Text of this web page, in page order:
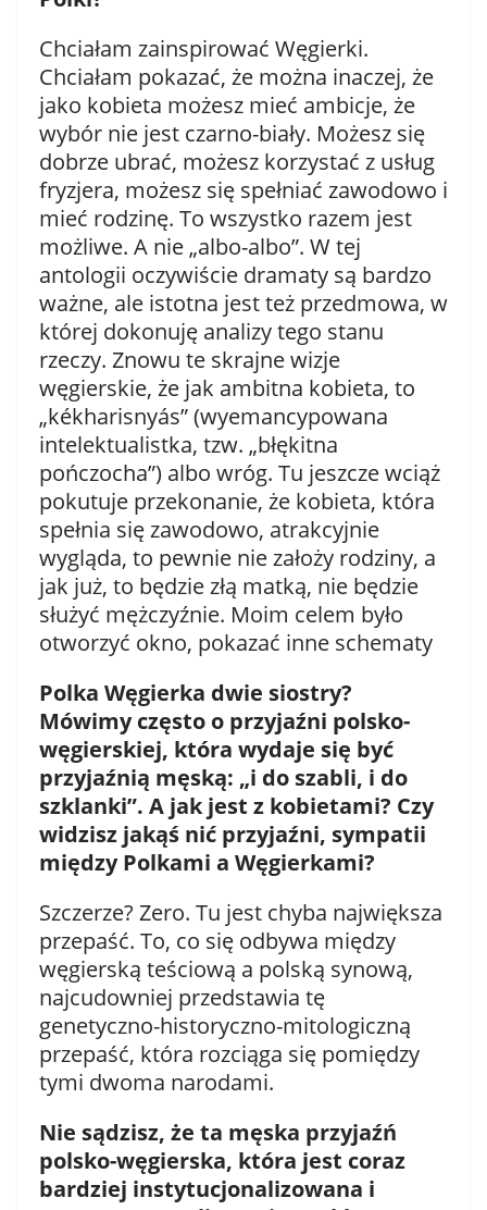
Chciałam zainspirować Węgierki.
Chciałam pokazać, że można inaczej, że
jako kobieta możesz mieć ambicje, że
wybór nie jest czarno-biały. Możesz się
dobrze ubrać, możesz korzystać z usług
fryzjera, możesz się spełniać zawodowo i
mieć rodzinę. To wszystko razem jest
możliwe. A nie „albo-albo”. W tej
antologii oczywiście dramaty są bardzo
ważne, ale istotna jest też przedmowa, w
której dokonuję analizy tego stanu
rzeczy. Znowu te skrajne wizje
węgierskie, że jak ambitna kobieta, to
„kékharisnyás” (wyemancypowana
intelektualistka, tzw. „błękitna
pończocha”) albo wróg. Tu jeszcze wciąż
pokutuje przekonanie, że kobieta, która
spełnia się zawodowo, atrakcyjnie
wygląda, to pewnie nie założy rodziny, a
jak już, to będzie złą matką, nie będzie
służyć mężczyźnie. Moim celem było
otworzyć okno, pokazać inne schematy
Polka Węgierka dwie siostry?
Mówimy często o przyjaźni polsko-
węgierskiej, która wydaje się być
przyjaźnią męską: „i do szabli, i do
szklanki”. A jak jest z kobietami? Czy
widzisz jakąś nić przyjaźni, sympatii
między Polkami a Węgierkami?
Szczerze? Zero. Tu jest chyba największa
przepaść. To, co się odbywa między
węgierską teściową a polską synową,
najcudowniej przedstawia tę
genetyczno-historyczno-mitologiczną
przepaść, która rozciąga się pomiędzy
tymi dwoma narodami.
Nie sądzisz, że ta męska przyjaźń
polsko-węgierska, która jest coraz
bardziej instytucjonalizowana i